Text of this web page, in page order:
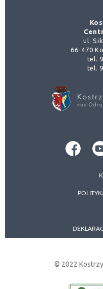
ul.
66-470
tel.
tel.
© 2022